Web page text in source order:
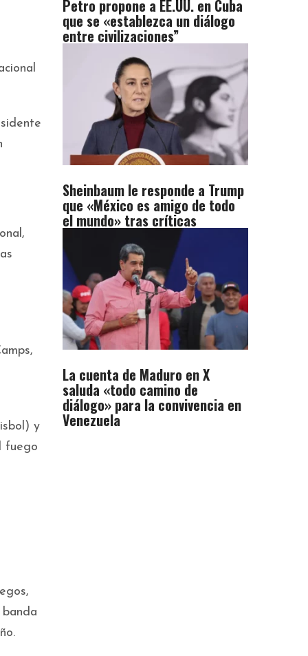
y
fuego
Petro propone a EE.UU. en Cuba
que se «establezca un diálogo
entre civilizaciones”
Sheinbaum le responde a Trump
que «México es amigo de todo
el mundo» tras críticas
La cuenta de Maduro en X
saluda «todo camino de
diálogo» para la convivencia en
Venezuela